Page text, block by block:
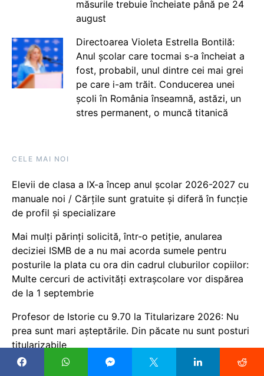
măsurile trebuie încheiate până pe 24
august
Directoarea Violeta Estrella Bontilă:
Anul școlar care tocmai s-a încheiat a
fost, probabil, unul dintre cei mai grei
pe care i-am trăit. Conducerea unei
școli în România înseamnă, astăzi, un
stres permanent, o muncă titanică
CELE MAI NOI
Elevii de clasa a IX-a încep anul școlar 2026-2027 cu
manuale noi / Cărțile sunt gratuite și diferă în funcție
de profil și specializare
Mai mulți părinți solicită, într-o petiție, anularea
deciziei ISMB de a nu mai acorda sumele pentru
posturile la plata cu ora din cadrul cluburilor copiilor:
Multe cercuri de activități extrașcolare vor dispărea
de la 1 septembrie
Profesor de Istorie cu 9.70 la Titularizare 2026: Nu
prea sunt mari așteptările. Din păcate nu sunt posturi
titularizabile
Un cunoscut profesor de la Cambridge a demisionat